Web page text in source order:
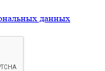
данных